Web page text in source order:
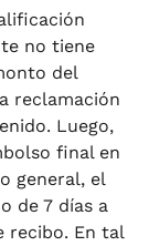
no tiene
del
reclamación
Luego,
final en
general, el
de 7 días a
recibo. En tal